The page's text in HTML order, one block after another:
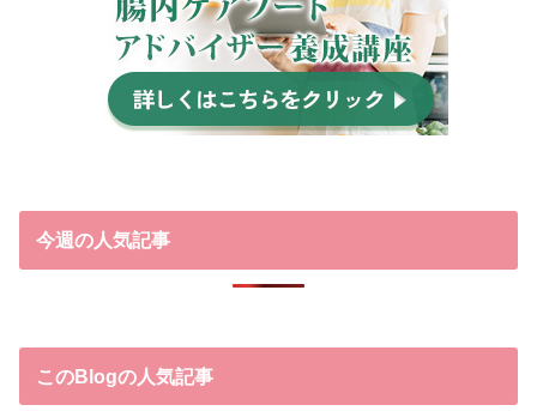
今週の人気記事
このBlogの人気記事